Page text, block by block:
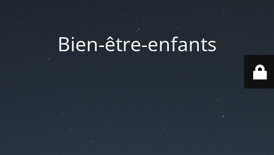
Bien-être-enfants